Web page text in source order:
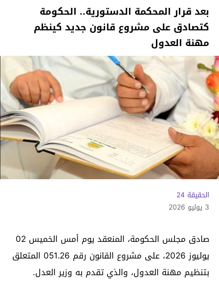
بعد قرار المحكمة الدستورية.. الحكومة
كتصادق على مشروع قانون جديد كينظم
مهنة العدول
الحقيقة 24
3 يوليو 2026
صادق مجلس الحكومة، المنعقد يوم أمس الخميس 02
يوليوز 2026، على مشروع القانون رقم 051.26 المتعلق
بتنظيم مهنة العدول، والذي تقدم به وزير العدل.